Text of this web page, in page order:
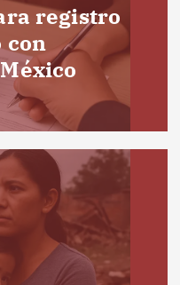
registro
con